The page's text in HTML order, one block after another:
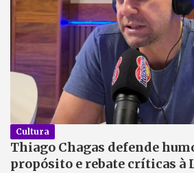
Cultura
Thiago Chagas defende
propósito e rebate críticas à